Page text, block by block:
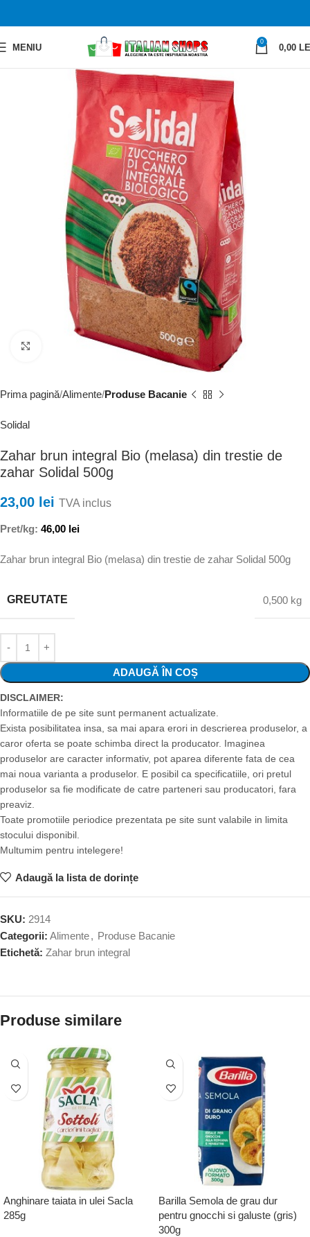
MENIU
0
0,00
Faceți clic pentru a mări
Prima pagină Alimente Produse Bacanie
Solidal
Zahar brun integral Bio (melasa) din trestie de
zahar Solidal 500g
23,00 lei TVA inclus
Pret/kg: 46,00 lei
Zahar brun integral Bio (melasa) din trestie de zahar Solidal 500g
GREUTATE 0,500 kg
ADAUGĂ ÎN COȘ
DISCLAIMER:
Informatiile de pe site sunt permanent actualizate.
Exista posibilitatea insa, sa mai apara erori in descrierea produselor, a
caror oferta se poate schimba direct la producator. Imaginea
produselor are caracter informativ, pot aparea diferente fata de cea
mai noua varianta a produselor. E posibil ca specificatiile, ori pretul
produselor sa fie modificate de catre parteneri sau producatori, fara
preaviz.
Toate promotiile periodice prezentata pe site sunt valabile in limita
stocului disponibil.
Multumim pentru intelegere!
Adaugă la lista de dorințe
SKU: 2914
Categorii: Alimente, Produse Bacanie
Etichetă: Zahar brun integral
Produse similare
Anghinare taiata in ulei Sacla
285g
Barilla Semola de grau dur
pentru gnocchi si galuste (gris)
300g